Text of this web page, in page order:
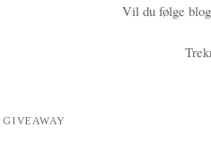
Vil du følge
GIVEAWAY